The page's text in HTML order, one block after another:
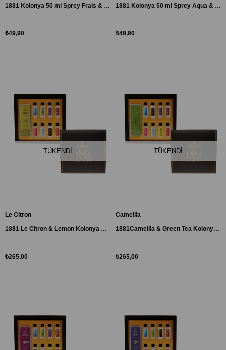
1881 Kolonya 50 ml Sprey Frais & Refrehing-Yeni Tasarım
₺49,90
1881 Kolonya 50 ml Sprey Aqua & Les Hommes-Yeni Tasarım
₺49,90
TÜKENDI
Le Citron
1881 Le Citron & Lemon Kolonya Hediye Seti
₺265,00
TÜKENDI
Camellia
1881Camellia & Green Tea Kolonya Hediye Seti
₺265,00